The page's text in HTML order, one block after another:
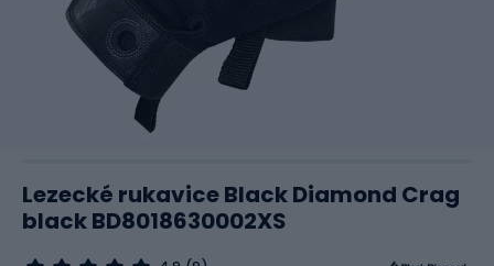
Lezecké rukavice Black Diamond Crag
black BD8018630002XS